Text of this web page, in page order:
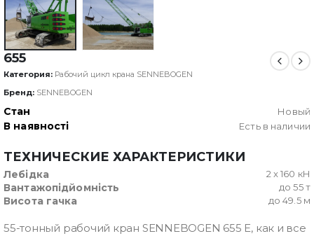
655
Категория: Рабочий цикл крана SENNEBOGEN
Бренд: SENNEBOGEN
Стан Новый
В наявності Есть в наличии
ТЕХНИЧЕСКИЕ ХАРАКТЕРИСТИКИ
Лебідка 2 x 160 кН
Вантажопідйомність до 55 т
Висота гачка до 49.5 м
55-тонный рабочий кран SENNEBOGEN 655 E, как и все